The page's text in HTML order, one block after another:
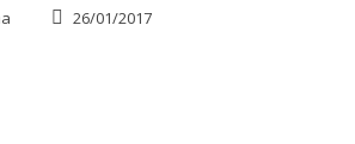
26/01/2017